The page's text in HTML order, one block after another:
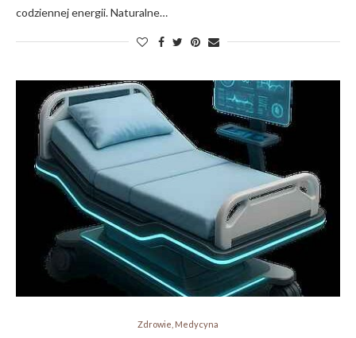
codziennej energii. Naturalne…
Zdrowie, Medycyna